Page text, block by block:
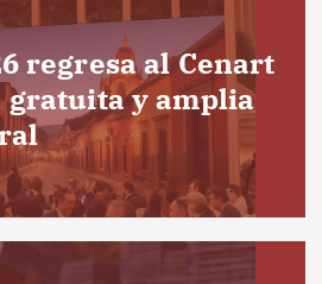
regresa al Cenart
gratuita y amplia